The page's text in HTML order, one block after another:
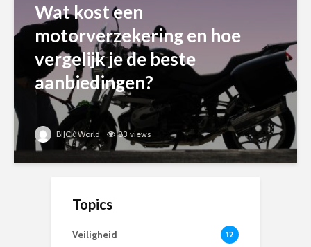
Wat kost een
motorverzekering en hoe
vergelijk je de beste
aanbiedingen?
BIJCK World 83 views
Topics
Veiligheid 12